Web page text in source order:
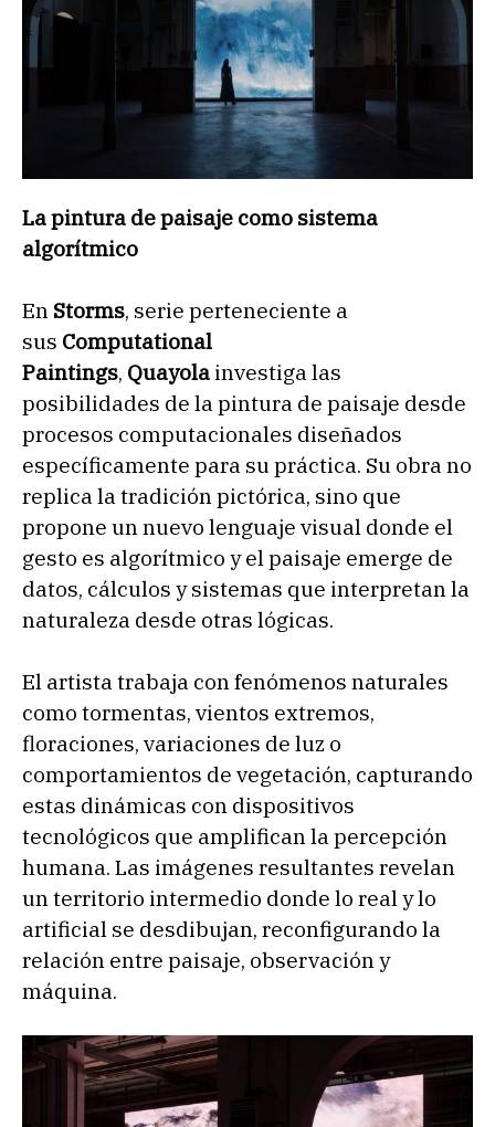
La pintura de paisaje como sistema
algorítmico
En Storms, serie perteneciente a
sus Computational
Paintings, Quayolainvestiga las
posibilidades de la pintura de paisaje desde
procesos computacionales diseñados
específicamente para su práctica. Su obra no
replica la tradición pictórica, sino que
propone un nuevo lenguaje visual donde el
gesto es algorítmico y el paisaje emerge de
datos, cálculos y sistemas que interpretan la
naturaleza desde otras lógicas.
El artista trabaja con fenómenos naturales
como tormentas, vientos extremos,
floraciones, variaciones de luz o
comportamientos de vegetación, capturando
estas dinámicas con dispositivos
tecnológicos que amplifican la percepción
humana. Las imágenes resultantes revelan
un territorio intermedio donde lo real y lo
artificial se desdibujan, reconfigurando la
relación entre paisaje, observación y
máquina.